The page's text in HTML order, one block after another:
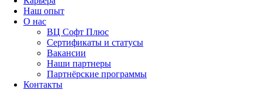
Наш опыт
О нас
ВЦ Софт Плюс
Сертификаты и статусы
Вакансии
Наши партнеры
Партнёрские программы
Контакты